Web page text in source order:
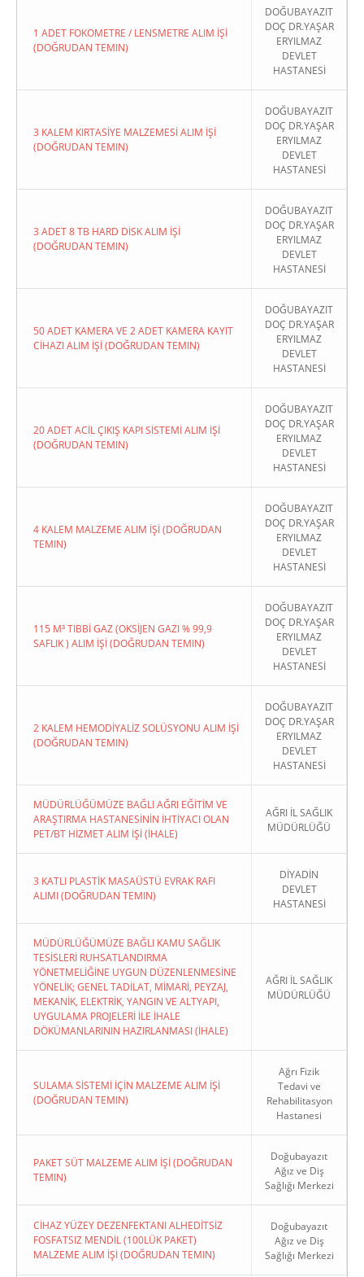
1 ADET FOKOMETRE / LENSMETRE ALIM İŞİ
(DOĞRUDAN TEMIN)
DOĞUBAYAZIT
DOÇ DR.YAŞAR
ERYILMAZ
DEVLET
HASTANESİ
3 KALEM KIRTASİYE MALZEMESİ ALIM İŞİ
(DOĞRUDAN TEMIN)
DOĞUBAYAZIT
DOÇ DR.YAŞAR
ERYILMAZ
DEVLET
HASTANESİ
3 ADET 8 TB HARD DİSK ALIM İŞİ
(DOĞRUDAN TEMIN)
DOĞUBAYAZIT
DOÇ DR.YAŞAR
ERYILMAZ
DEVLET
HASTANESİ
50 ADET KAMERA VE 2 ADET KAMERA KAYIT
CİHAZI ALIM İŞİ (DOĞRUDAN TEMIN)
DOĞUBAYAZIT
DOÇ DR.YAŞAR
ERYILMAZ
DEVLET
HASTANESİ
20 ADET ACİL ÇIKIŞ KAPI SİSTEMİ ALIM İŞİ
(DOĞRUDAN TEMIN)
DOĞUBAYAZIT
DOÇ DR.YAŞAR
ERYILMAZ
DEVLET
HASTANESİ
4 KALEM MALZEME ALIM İŞİ (DOĞRUDAN
TEMIN)
DOĞUBAYAZIT
DOÇ DR.YAŞAR
ERYILMAZ
DEVLET
HASTANESİ
115 M³ TIBBİ GAZ (OKSİJEN GAZI % 99,9
SAFLIK ) ALIM İŞİ (DOĞRUDAN TEMIN)
DOĞUBAYAZIT
DOÇ DR.YAŞAR
ERYILMAZ
DEVLET
HASTANESİ
2 KALEM HEMODİYALİZ SOLÜSYONU ALIM İŞİ
(DOĞRUDAN TEMIN)
DOĞUBAYAZIT
DOÇ DR.YAŞAR
ERYILMAZ
DEVLET
HASTANESİ
MÜDÜRLÜĞÜMÜZE BAĞLI AĞRI EĞİTİM VE
ARAŞTIRMA HASTANESİNİN İHTİYACI OLAN
PET/BT HİZMET ALIM İŞİ (İHALE)
AĞRI İL SAĞLIK
MÜDÜRLÜĞÜ
3 KATLI PLASTİK MASAÜSTÜ EVRAK RAFI
ALIMI (DOĞRUDAN TEMIN)
DİYADİN
DEVLET
HASTANESİ
MÜDÜRLÜĞÜMÜZE BAĞLI KAMU SAĞLIK
TESİSLERİ RUHSATLANDIRMA
YÖNETMELİĞİNE UYGUN DÜZENLENMESİNE
YÖNELİK; GENEL TADİLAT, MİMARİ, PEYZAJ,
MEKANİK, ELEKTRİK, YANGIN VE ALTYAPI,
UYGULAMA PROJELERİ İLE İHALE
DÖKÜMANLARININ HAZIRLANMASI (İHALE)
AĞRI İL SAĞLIK
MÜDÜRLÜĞÜ
SULAMA SİSTEMİ İÇİN MALZEME ALIM İŞİ
(DOĞRUDAN TEMIN)
Ağrı Fizik
Tedavi ve
Rehabilitasyon
Hastanesi
PAKET SÜT MALZEME ALIM İŞİ (DOĞRUDAN
TEMIN)
Doğubayazıt
Ağız ve Diş
Sağlığı Merkezi
CİHAZ YÜZEY DEZENFEKTANI ALHEDİTSİZ
FOSFATSIZ MENDİL (100LÜK PAKET)
MALZEME ALIM İŞİ (DOĞRUDAN TEMIN)
Doğubayazıt
Ağız ve Diş
Sağlığı Merkezi